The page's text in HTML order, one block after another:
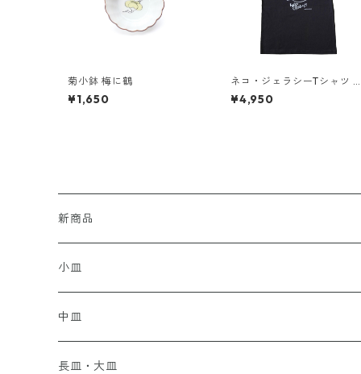
菊小鉢 梅に鶴
¥1,650
ネコ・ジェラシーTシャツ
ビー（スミ）
¥4,950
新商品
小皿
中皿
長皿・大皿